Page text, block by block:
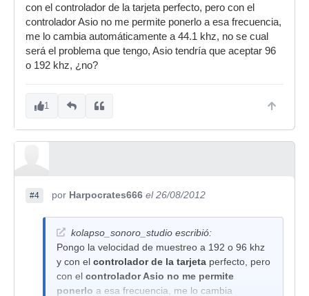
con el controlador de la tarjeta perfecto, pero con el
controlador Asio no me permite ponerlo a esa frecuencia,
me lo cambia automáticamente a 44.1 khz, no se cual
será el problema que tengo, Asio tendría que aceptar 96
o 192 khz, ¿no?
1
#4 por Harpocrates666 el 26/08/2012
kolapso_sonoro_studio escribió:
Pongo la velocidad de muestreo a 192 o 96 khz
y con el controlador de la tarjeta perfecto, pero
con el controlador Asio no me permite
ponerlo a esa frecuencia, me lo cambia